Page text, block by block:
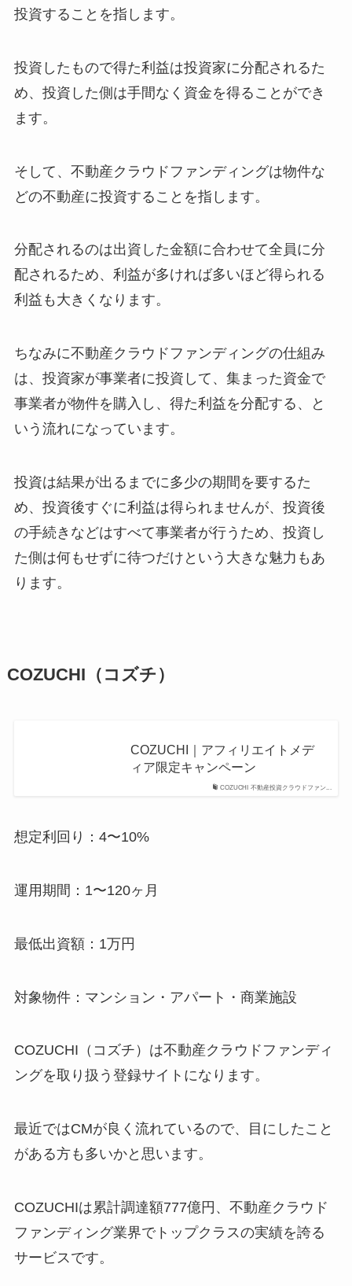
投資することを指します。
投資したもので得た利益は投資家に分配されるた
め、投資した側は手間なく資金を得ることができ
ます。
そして、不動産クラウドファンディングは物件な
どの不動産に投資することを指します。
分配されるのは出資した金額に合わせて全員に分
配されるため、利益が多ければ多いほど得られる
利益も大きくなります。
ちなみに不動産クラウドファンディングの仕組み
は、投資家が事業者に投資して、集まった資金で
事業者が物件を購入し、得た利益を分配する、と
いう流れになっています。
投資は結果が出るまでに多少の期間を要するた
め、投資後すぐに利益は得られませんが、投資後
の手続きなどはすべて事業者が行うため、投資し
た側は何もせずに待つだけという大きな魅力もあ
ります。
COZUCHI（コズチ）
COZUCHI 不動産投資クラウドファン...
COZUCHI｜アフィリエイトメデ
ィア限定キャンペーン
想定利回り：4〜10%
運用期間：1〜120ヶ月
最低出資額：1万円
対象物件：マンション・アパート・商業施設
COZUCHI（コズチ）は不動産クラウドファンディ
ングを取り扱う登録サイトになります。
最近ではCMが良く流れているので、目にしたこと
がある方も多いかと思います。
COZUCHIは累計調達額777億円、不動産クラウド
ファンディング業界でトップクラスの実績を誇る
サービスです。